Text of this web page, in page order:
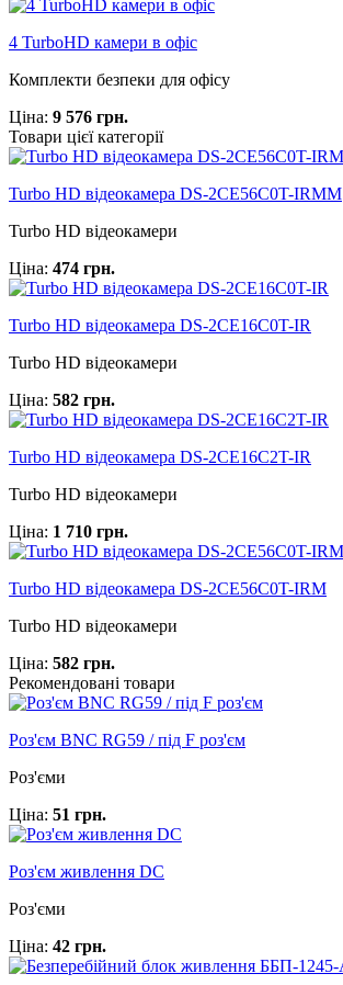
4 TurboHD камери в офіс
Комплекти безпеки для офісу
Ціна: 9 576 грн.
Товари цієї категорії
Turbo HD відеокамера DS-2CE56C0T-IRMM
Turbo HD відеокамери
Ціна: 474 грн.
Turbo HD відеокамера DS-2CE16C0T-IR
Turbo HD відеокамери
Ціна: 582 грн.
Turbo HD відеокамера DS-2CE16C2T-IR
Turbo HD відеокамери
Ціна: 1 710 грн.
Turbo HD відеокамера DS-2CE56C0T-IRM
Turbo HD відеокамери
Ціна: 582 грн.
Рекомендовані товари
Роз'єм BNC RG59 / під F роз'єм
Роз'єми
Ціна: 51 грн.
Роз'єм живлення DC
Роз'єми
Ціна: 42 грн.